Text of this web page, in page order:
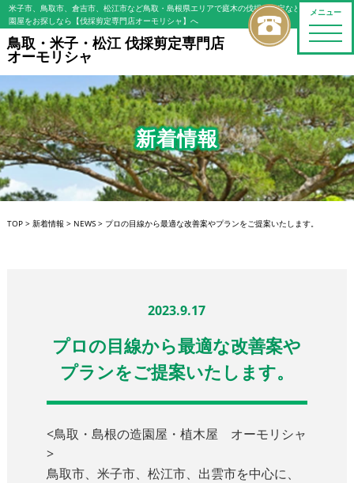
メニュー
toggle
米子市、鳥取市、倉吉市、松江市など鳥取・島根県エリアで庭木の伐採・剪定などの植木屋/造
園屋をお探しなら【伐採剪定専門店オーモリシャ】へ
鳥取・米子・松江 伐採剪定専門店
オーモリシャ
新着情報
TOP> 新着情報 > NEWS> プロの目線から最適な改善案やプランをご提案いたします。
2023.9.17
プロの目線から最適な改善案や
プランをご提案いたします。
<鳥取・島根の造園屋・植木屋 オーモリシャ
>
鳥取市、米子市、松江市、出雲市を中心に、